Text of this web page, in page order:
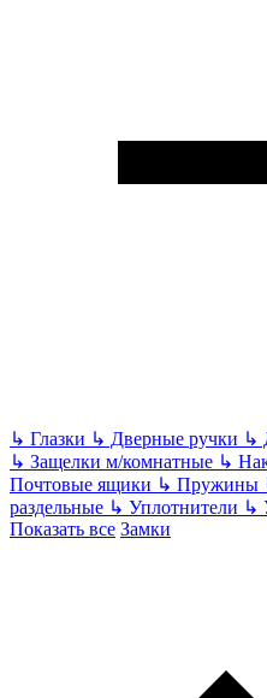
↳ Глазки ↳ Дверные ручки ↳
↳ Защелки м/комнатные ↳
Почтовые ящики ↳ Пружины
раздельные ↳ Уплотнители ↳
Показать все Замки